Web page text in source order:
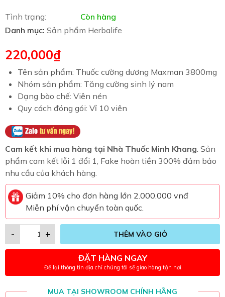
Tình trạng:
Còn hàng
Danh mục: Sản phẩm Herbalife
220,000₫
Tên sản phẩm: Thuốc cường dương Maxman 3800mg
Nhóm sản phẩm: Tăng cường sinh lý nam
Dạng bào chế: Viên nén
Quy cách đóng gói: Vỉ 10 viên
Cam kết khi mua hàng tại Nhà Thuốc Minh Khang: Sản
phẩm cam kết lỗi 1 đổi 1, Fake hoàn tiền 300% đảm bảo
nhu cầu của khách hàng.
Giảm 10% cho đơn hàng lớn 2.000.000 vnđ
Miễn phí vận chuyển toàn quốc.
+
- THÊM VÀO GIỎ
ĐẶT HÀNG NGAY
Để lại thông tin địa chỉ chúng tôi sẽ giao hàng tận nơi
MUA TẠI SHOWROOM CHÍNH HÃNG